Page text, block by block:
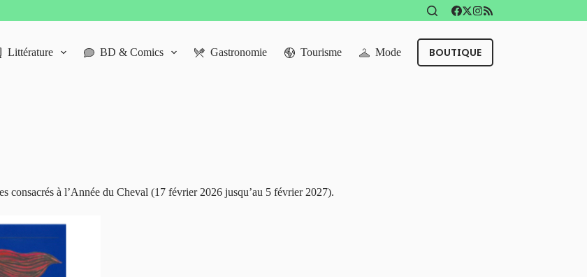
Littérature BD & Comics Gastronomie Tourisme Mode BOUTIQUE
à l’Année du Cheval (17 février 2026 jusqu’au 5 février 2027).